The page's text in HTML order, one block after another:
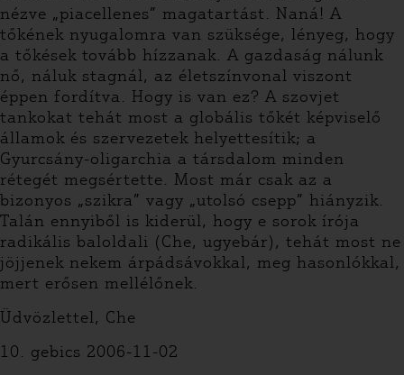
nézve „piacellenes” magatartást. Naná! A
tőkének nyugalomra van szüksége, lényeg, hogy
a tőkések tovább hízzanak. A gazdaság nálunk
nő, náluk stagnál, az életszínvonal viszont
éppen fordítva. Hogy is van ez? A szovjet
tankokat tehát most a globális tőkét képviselő
államok és szervezetek helyettesítik; a
Gyurcsány-oligarchia a társdalom minden
rétegét megsértette. Most már csak az a
bizonyos „szikra” vagy „utolsó csepp” hiányzik.
Talán ennyiből is kiderül, hogy e sorok írója
radikális baloldali (Che, ugyebár), tehát most ne
jöjjenek nekem árpádsávokkal, meg hasonlókkal,
mert erősen mellélőnek.
Üdvözlettel, Che
10. gebics 2006-11-02